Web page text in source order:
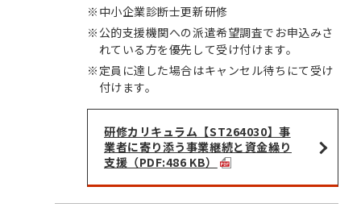
※ 中小企業診断士更新研修
※ 公的支援機関への派遣希望調査でお申込みさ
れている方を優先して受け付けます。
※ 定員に達した場合はキャンセル待ちにて受け
付けます。
研修カリキュラム【ST264030】事
業者に寄り添う事業継続と資金繰り
支援（PDF:486 KB）